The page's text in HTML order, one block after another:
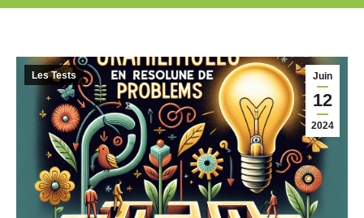
Juin
12
2024
Les Tests